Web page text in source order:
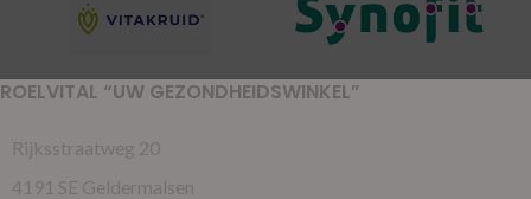
ROELVITAL “UW GEZONDHEIDSWINKEL”
Rijksstraatweg 20
4191 SE Geldermalsen